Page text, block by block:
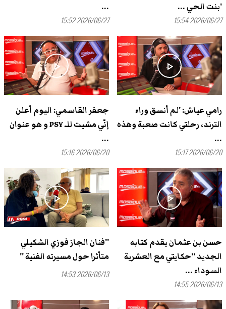
'بنت الحي ...
2026/06/27 15:54
...
2026/06/27 15:52
play_arrow
رامي عياش: 'لم أنسق وراء
الترند، رحلتي كانت صعبة وهذه
...
2026/06/20 15:17
play_arrow
جعفر القاسمي: اليوم أعلن
إنّي مشيت للـ PSY و هو عنوان
...
2026/06/20 15:16
play_arrow
حسن بن عثمان يقدم كتابه
الجديد ''حكايتي مع العشرية
السوداء ...
2026/06/13 14:55
play_arrow
''فنان الجاز فوزي الشكيلي
متأثرا حول مسيرته الفنية ''
2026/06/13 14:53